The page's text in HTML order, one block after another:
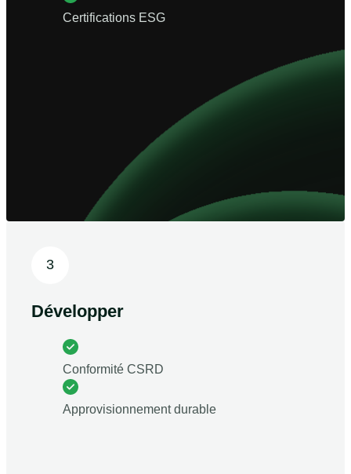
Certifications ESG
3
Développer
Conformité CSRD
Approvisionnement durable